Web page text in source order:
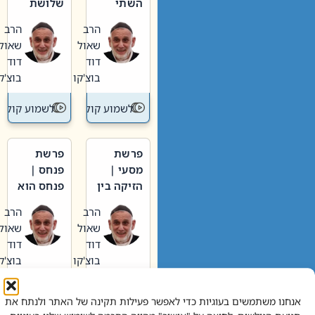
אנחנו משתמשים בעוגיות כדי לאפשר פעילות תקינה של האתר ולנתח את
וערב של
חיינו
הרב
שאול
דוד
בוצ'קו
לשמוע קול תורה – מדרש
האבות
הרב
שאול
דוד
בוצ'קו
לשמוע קול
פרשת
מסעי |
הזיקה בין
הגדול לעם הרב
שאול
דוד
בוצ'קו
לשמוע קול תורה – מדרש
פרשת
פנחס |
פנחס הוא
אליהו: בין
קנאות
הורסת
לקנאות
בונה
הרב
שאול
דוד
בוצ'קו
לשמוע קול